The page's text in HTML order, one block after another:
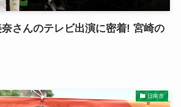
奈さんのテレビ出演に密着! 宮崎の
日南市